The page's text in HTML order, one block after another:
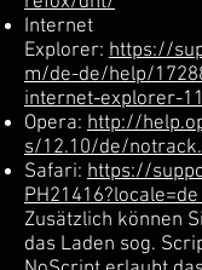
Internet
Explorer: https://
m/de-de/help/
internet-explorer-
Opera: http://
s/12.10/de/
Safari: https://
Zusätzlich können
das Laden sog.